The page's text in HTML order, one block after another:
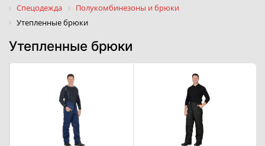
Спецодежда
Полукомбинезоны и брюки
Утепленные брюки
Утепленные брюки